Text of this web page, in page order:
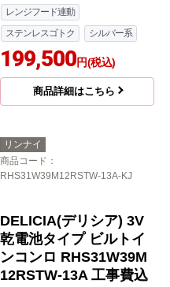
乾電池タイプ ビルトイ
ンコンロ RHS31W39M
13RCSTW-13A 工事費
込
ガラストップ
都市ガス
無水両面焼グリル
レンジフード連動
ステンレスゴトク
商品詳細はこちら
リンナイ